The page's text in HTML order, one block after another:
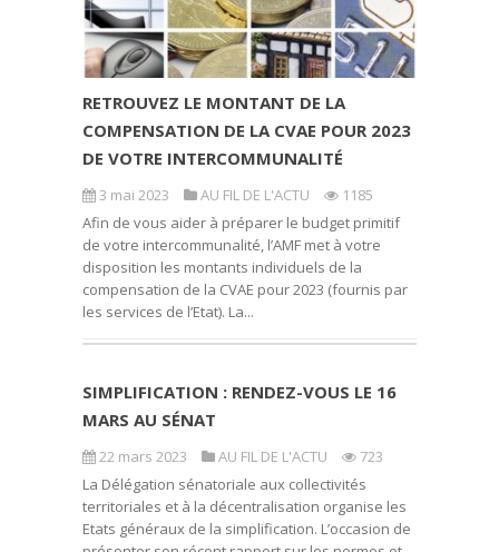
RETROUVEZ LE MONTANT DE LA
COMPENSATION DE LA CVAE POUR 2023
DE VOTRE INTERCOMMUNALITÉ
3 mai 2023 AU FIL DE L'ACTU
1185
Afin de vous aider à préparer le budget primitif
de votre intercommunalité, l’AMF met à votre
disposition les montants individuels de la
compensation de la CVAE pour 2023 (fournis par
les services de l’Etat). La...
SIMPLIFICATION : RENDEZ-VOUS LE 16
MARS AU SÉNAT
22 mars 2023 AU FIL DE L'ACTU
723
La Délégation sénatoriale aux collectivités
territoriales et à la décentralisation organise les
Etats généraux de la simplification. L’occasion de